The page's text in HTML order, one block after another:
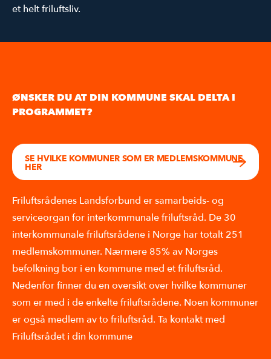
et helt friluftsliv.
ØNSKER DU AT DIN KOMMUNE SKAL DELTA I
PROGRAMMET?
SE HVILKE KOMMUNER SOM ER MEDLEMSKOMMUNE
HER
Friluftsrådenes Landsforbund er samarbeids- og
serviceorgan for interkommunale friluftsråd. De 30
interkommunale friluftsrådene i Norge har totalt 251
medlemskommuner. Nærmere 85% av Norges
befolkning bor i en kommune med et friluftsråd.
Nedenfor finner du en oversikt over hvilke kommuner
som er med i de enkelte friluftsrådene. Noen kommuner
er også medlem av to friluftsråd. Ta kontakt med
Friluftsrådet i din kommune